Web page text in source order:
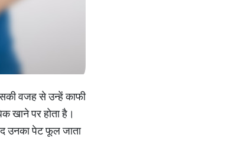
वजह से उन्हें काफी
खाने पर होता है।
उनका पेट फूल जाता